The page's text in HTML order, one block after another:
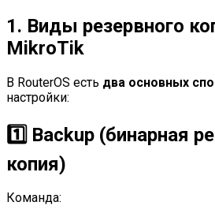
1. Виды резервного
MikroTik
В RouterOS есть два основных
настройки:
1️⃣ Backup (бинарная
копия)
Команда: